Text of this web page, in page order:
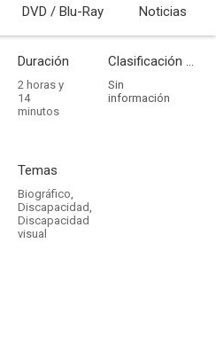
Estrenada
DVD / Blu-Ray Noticias
Duración
2 horas y
14
minutos
Clasificación por edades
Sin
información
Temas
Biográfico,
Discapacidad,
Discapacidad
visual